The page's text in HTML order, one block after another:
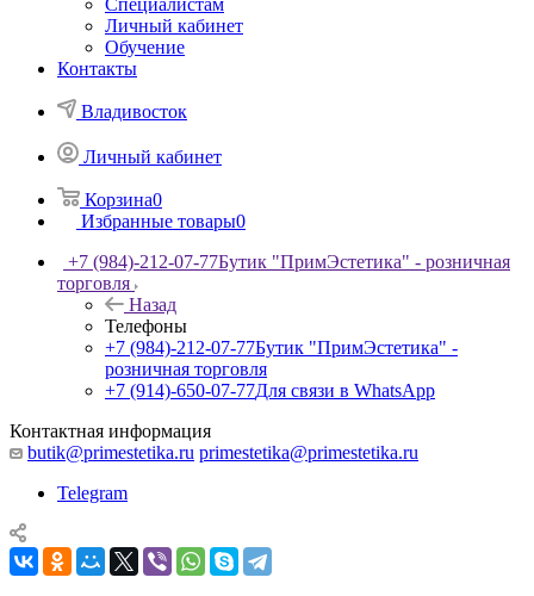
Специалистам
Личный кабинет
Обучение
Контакты
Владивосток
Личный кабинет
Корзина0
Избранные товары0
+7 (984)-212-07-77Бутик "ПримЭстетика" - розничная
торговля
Назад
Телефоны
+7 (984)-212-07-77Бутик "ПримЭстетика" -
розничная торговля
+7 (914)-650-07-77Для связи в WhatsApp
Контактная информация
butik@primestetika.ru primestetika@primestetika.ru
Telegram